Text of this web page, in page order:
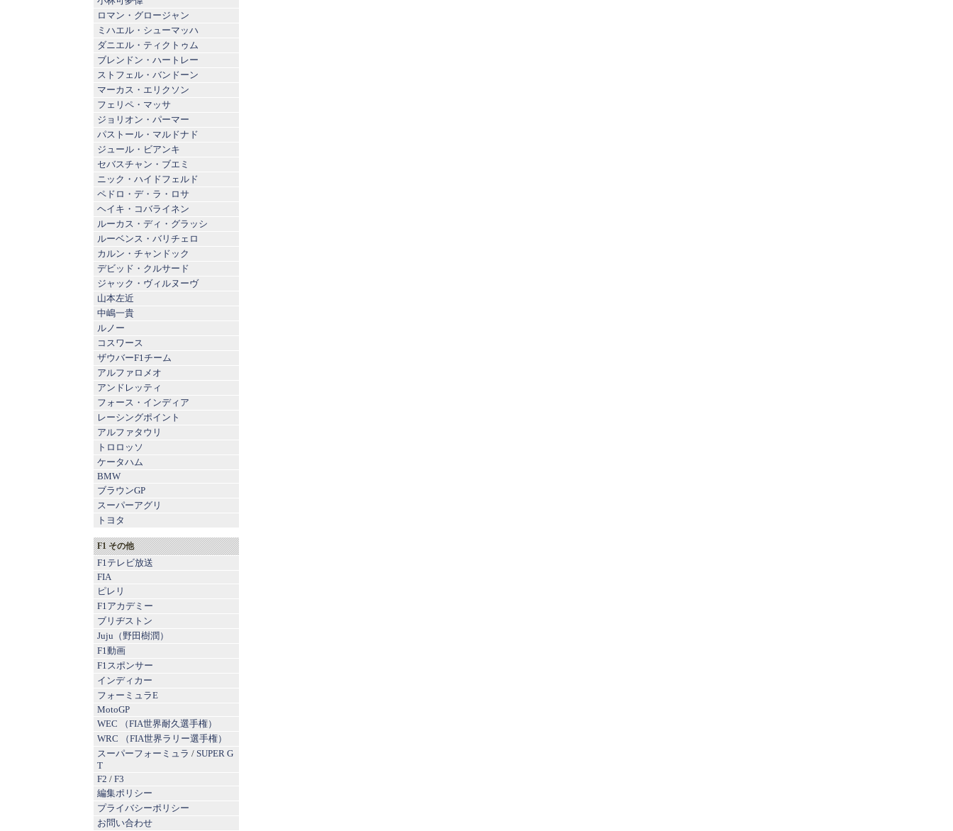
ロマン・グロージャン
ミハエル・シューマッハ
ダニエル・ティクトゥム
ブレンドン・ハートレー
ストフェル・バンドーン
マーカス・エリクソン
フェリペ・マッサ
ジョリオン・パーマー
パストール・マルドナド
ジュール・ビアンキ
セバスチャン・ブエミ
ニック・ハイドフェルド
ペドロ・デ・ラ・ロサ
ヘイキ・コバライネン
ルーカス・ディ・グラッシ
ルーベンス・バリチェロ
カルン・チャンドック
デビッド・クルサード
ジャック・ヴィルヌーヴ
山本左近
中嶋一貴
ルノー
コスワース
ザウバーF1チーム
アルファロメオ
アンドレッティ
フォース・インディア
レーシングポイント
アルファタウリ
トロロッソ
ケータハム
BMW
ブラウンGP
スーパーアグリ
トヨタ
F1 その他
F1テレビ放送
FIA
ピレリ
F1アカデミー
ブリヂストン
Juju（野田樹潤）
F1動画
F1スポンサー
インディカー
フォーミュラE
MotoGP
WEC （FIA世界耐久選手権）
WRC （FIA世界ラリー選手権）
スーパーフォーミュラ / SUPER G
T
F2 / F3
編集ポリシー
プライバシーポリシー
お問い合わせ